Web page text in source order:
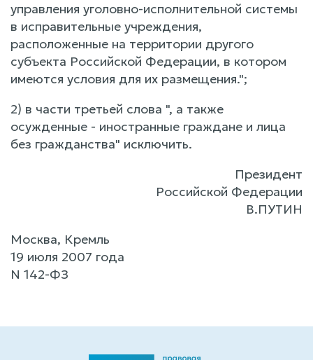
управления уголовно-исполнительной системы
в исправительные учреждения,
расположенные на территории другого
субъекта Российской Федерации, в котором
имеются условия для их размещения.";
2) в части третьей слова ", а также
осужденные - иностранные граждане и лица
без гражданства" исключить.
Президент
Российской Федерации
В.ПУТИН
Москва, Кремль
19 июля 2007 года
N 142-ФЗ